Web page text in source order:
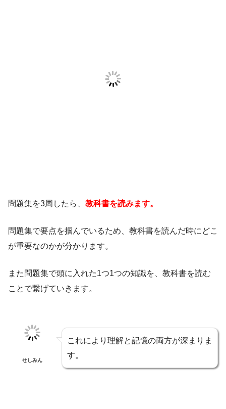
問題集を3周したら、 教科書を読みます。
問題集で要点を掴んでいるため、教科書を読んだ時にどこ
が重要なのかが分かります。
また問題集で頭に入れた1つ1つの知識を、教科書を読む
ことで繋げていきます。
せしみん
これにより理解と記憶の両方が深まりま
す。